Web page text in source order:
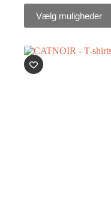
Vælg muligheder